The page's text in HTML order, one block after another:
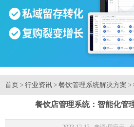
首页 > 行业资讯 > 餐饮管理系统解决方案 >
餐饮店管理系统：智能化管